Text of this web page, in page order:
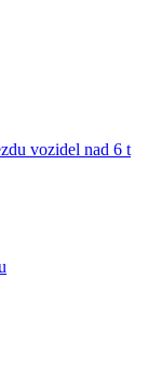
vozidel nad 6 t